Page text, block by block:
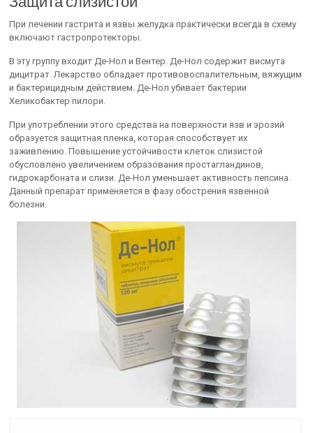
При лечении гастрита и язвы желудка практически всегда в схему
включают гастропротекторы.
В эту группу входит Де-Нол и Вентер. Де-Нол содержит висмута
дицитрат. Лекарство обладает противовоспалительным, вяжущим
и бактерицидным действием. Де-Нол убивает бактерии
Хеликобактер пилори.
При употреблении этого средства на поверхности язв и эрозий
образуется защитная пленка, которая способствует их
заживлению. Повышение устойчивости клеток слизистой
обусловлено увеличением образования простагландинов,
гидрокарбоната и слизи. Де-Нол уменьшает активность пепсина.
Данный препарат применяется в фазу обострения язвенной
болезни.